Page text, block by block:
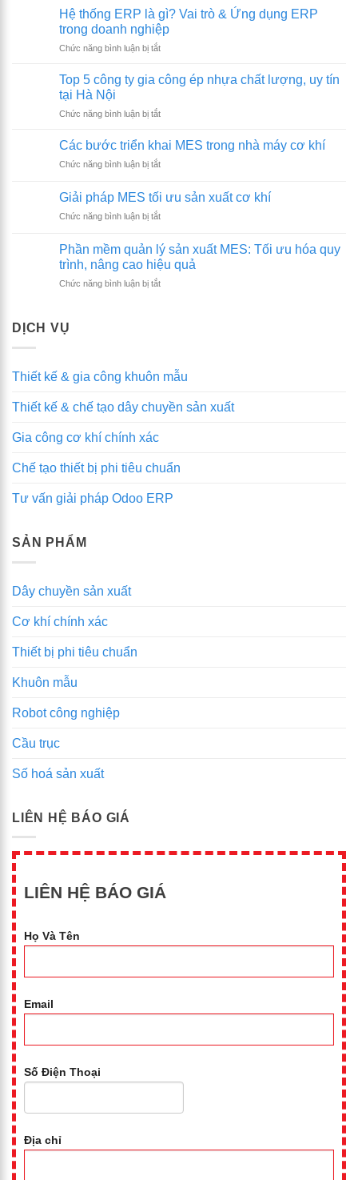
Hệ thống ERP là gì? Vai trò & Ứng dụng ERP
trong doanh nghiệp
Chức năng bình luận bị tắtở
thống
gì?
trò
Ứng
ERP
Top 5 công ty gia công ép nhựa chất lượng, uy tín
tại Hà Nội
Chức năng bình luận bị tắtở
5
ty
công
nhựa
lượng,
uy
Các bước triển khai MES trong nhà máy cơ khí
Chức năng bình luận bị tắtở
bước
triển
khai
trong
nhà
máy
cơ
Giải pháp MES tối ưu sản xuất cơ khí
Chức năng bình luận bị tắtở
pháp
MES
tối
ưu
Phần mềm quản lý sản xuất MES: Tối ưu hóa quy
trình, nâng cao hiệu quả
Chức năng bình luận bị tắtở
MES:
ưu
nâng
cao
quả
DỊCH VỤ
Thiết kế & gia công khuôn mẫu
Thiết kế & chế tạo dây chuyền sản xuất
Gia công cơ khí chính xác
Chế tạo thiết bị phi tiêu chuẩn
Tư vấn giải pháp Odoo ERP
SẢN PHẨM
Dây chuyền sản xuất
Cơ khí chính xác
Thiết bị phi tiêu chuẩn
Khuôn mẫu
Robot công nghiệp
Cầu trục
Số hoá sản xuất
LIÊN HỆ BÁO GIÁ
LIÊN HỆ BÁO GIÁ
Họ Và Tên
Email
Số Điện Thoại
Địa chỉ